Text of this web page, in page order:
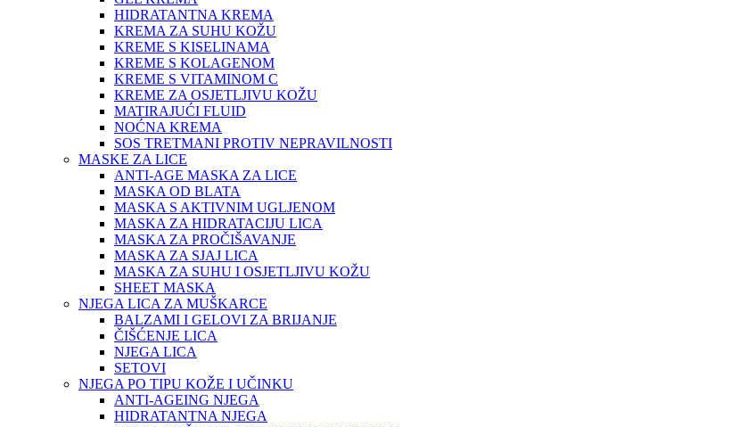
HIDRATANTNA KREMA
KREMA ZA SUHU KOŽU
KREME S KISELINAMA
KREME S KOLAGENOM
KREME S VITAMINOM C
KREME ZA OSJETLJIVU KOŽU
MATIRAJUĆI FLUID
NOĆNA KREMA
SOS TRETMANI PROTIV NEPRAVILNOSTI
MASKE ZA LICE
ANTI-AGE MASKA ZA LICE
MASKA OD BLATA
MASKA S AKTIVNIM UGLJENOM
MASKA ZA HIDRATACIJU LICA
MASKA ZA PROČIŠAVANJE
MASKA ZA SJAJ LICA
MASKA ZA SUHU I OSJETLJIVU KOŽU
SHEET MASKA
NJEGA LICA ZA MUŠKARCE
BALZAMI I GELOVI ZA BRIJANJE
ČIŠĆENJE LICA
NJEGA LICA
SETOVI
NJEGA PO TIPU KOŽE I UČINKU
ANTI-AGEING NJEGA
HIDRATANTNA NJEGA